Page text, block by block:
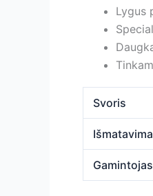
Lygus
Svoris
Gamintojas